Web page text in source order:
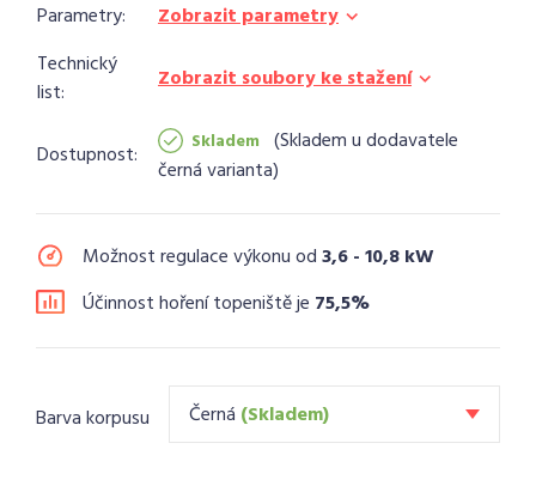
Parametry:
Zobrazit parametry
Technický
list:
Zobrazit soubory ke stažení
Dostupnost: Skladem
Skladem u dodavatele
černá varianta
Možnost regulace výkonu od3,6 - 10,8 kW
Účinnost hoření topeniště je 75,5%
Barva korpusu Černá (Skladem)